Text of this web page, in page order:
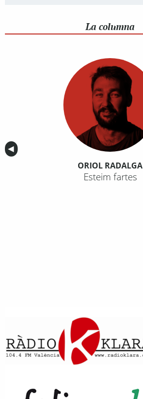
La columna
Anterior
◀︎
ORIOL RADALGA
Esteim fartes